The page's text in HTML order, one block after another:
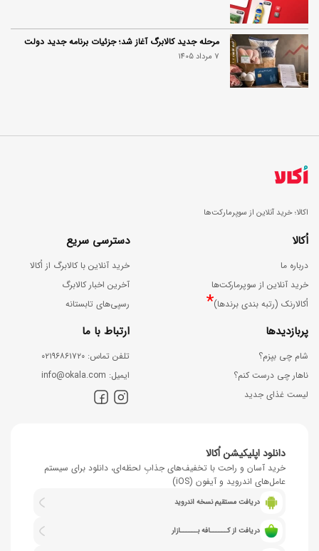
مرحله جدید کالابرگ آغاز شد؛ جزئیات برنامه جدید دولت
7 مرداد 1405
اکالا؛ خرید آنلاین از سوپرمارکت‌ها
اُکالا
درباره ما
خرید آنلاین از سوپرمارکت‌ها
اُکالارنک (رتبه بندی برندها)*
دسترسی سریع
خرید آنلاین با کالابرگ از اُکالا
آخرین اخبار کالابرگ
رسپی‌های تابستانه
پربازدیدها
شام چی بپزم؟
ناهار چی درست کنم؟
لیست غذای جدید
ارتباط با ما
ﺗﻠﻔﻦ ﺗﻤﺎس: ۰۲۱۹۶۸۶۱۷۲۰
اﯾﻤﯿﻞ: info@okala.com
دانلود اپلیکیشن اُکالا
خرید آسان و راحت با تخفیف‌های جذابِ لحظه‌ای، دانلود برای سیستم
عامل‌های اندروید و آیفون (iOS)
دریافت مستقیم نسخه اندروید
دریافت از کــــــافه بــــــازار